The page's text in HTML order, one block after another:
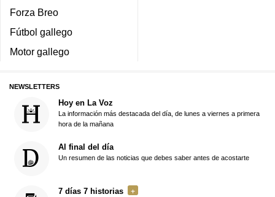
Forza Breo
Fútbol gallego
Motor gallego
NEWSLETTERS
Hoy en La Voz
La información más destacada del día, de lunes a viernes a primera
hora de la mañana
Al final del día
Un resumen de las noticias que debes saber antes de acostarte
7 días 7 historias